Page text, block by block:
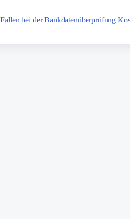
Fallen bei der Bankdatenüberprüfung